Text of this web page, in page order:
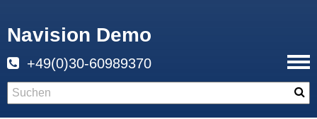
Navision Demo
+49(0)30-60989370